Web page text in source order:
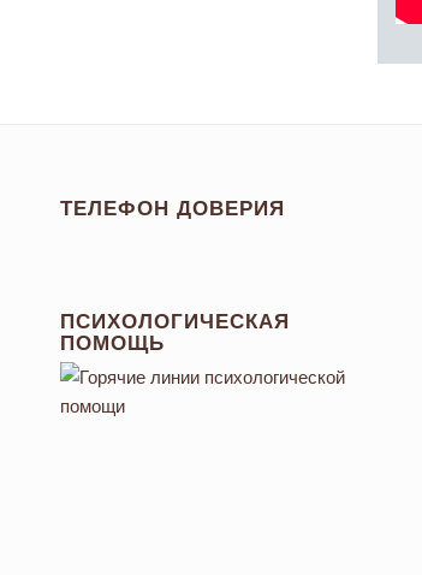
ТЕЛЕФОН ДОВЕРИЯ
ПСИХОЛОГИЧЕСКАЯ
ПОМОЩЬ